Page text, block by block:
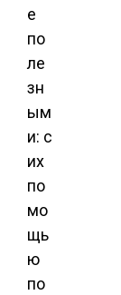
е
по
ле
зн
ым
и: с
их
по
мо
щь
ю
по